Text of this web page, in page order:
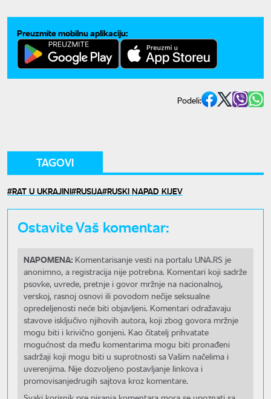
Preuzmite mobilnu aplikaciju:
Podeli:
TAGOVI
RAT U UKRAJINI RUSIJA RUSKI NAPAD KIJEV
Ostavite Vaš komentar:
NAPOMENA: Komentarisanje vesti na portalu UNA.RS je
anonimno, a registracija nije potrebna. Komentari koji sadrže
psovke, uvrede, pretnje i govor mržnje na nacionalnoj,
verskoj, rasnoj osnovi ili povodom nečije seksualne
opredeljenosti neće biti objavljeni. Komentari odražavaju
stavove isključivo njihovih autora, koji zbog govora mržnje
mogu biti i krivično gonjeni. Kao čitatelj prihvatate
mogućnost da među komentarima mogu biti pronađeni
sadržaji koji mogu biti u suprotnosti sa Vašim načelima i
uverenjima. Nije dozvoljeno postavljanje linkova i
promovisanjedrugih sajtova kroz komentare.